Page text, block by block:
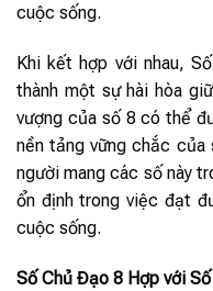
cuộc sống.
Khi kết hợp với nhau,
thành một sự hài hòa
vượng của số 8 có thể
nền tảng vững chắc
người mang các số này
ổn định trong việc đạt
cuộc sống.
Số Chủ Đạo 8 Hợp với